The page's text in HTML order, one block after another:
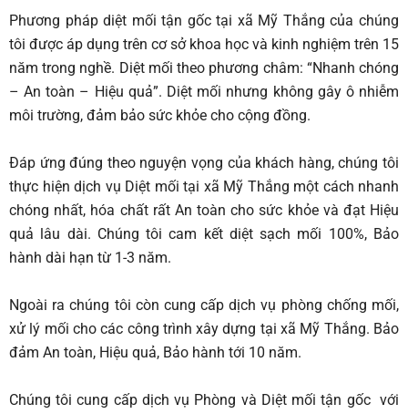
Phương pháp diệt mối tận gốc tại xã Mỹ Thắngcủa chúng
tôi được áp dụng trên cơ sở khoa học và kinh nghiệm trên 15
năm trong nghề. Diệt mối theo phương châm: “Nhanh chóng
– An toàn – Hiệu quả”. Diệt mối nhưng không gây ô nhiễm
môi trường, đảm bảo sức khỏe cho cộng đồng.
Đáp ứng đúng theo nguyện vọng của khách hàng, chúng tôi
thực hiện dịch vụ Diệt mối tại xã Mỹ Thắng một cách nhanh
chóng nhất, hóa chất rất An toàn cho sức khỏe và đạt Hiệu
quả lâu dài. Chúng tôi cam kết diệt sạch mối 100%, Bảo
hành dài hạn từ 1-3 năm.
Ngoài ra chúng tôi còn cung cấp dịch vụ phòng chống mối,
xử lý mối cho các công trình xây dựng tại xã Mỹ Thắng. Bảo
đảm An toàn, Hiệu quả, Bảo hành tới 10 năm.
Chúng tôi cung cấp dịch vụ Phòng và Diệt mối tận gốc với